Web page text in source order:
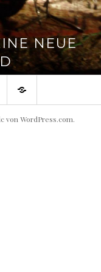
NEUE
Impressum
von WordPress.com.